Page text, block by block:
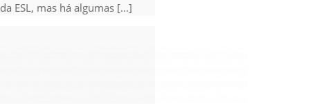
da ESL, mas há algumas [...]